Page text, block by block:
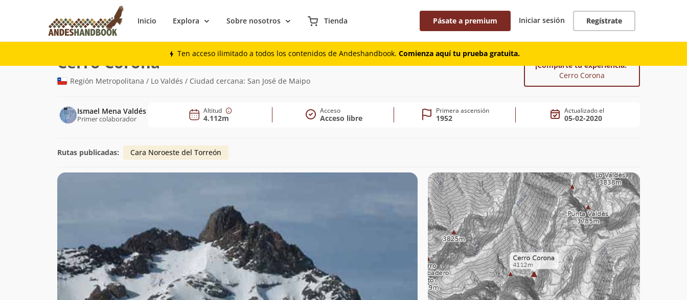
Inicio Explora Sobre nosotros Tienda Pásate a premium Iniciar sesión Regístrate
Ten acceso ilimitado a todos los contenidos de Andeshandbook. Comienza aquí tu prueba gratuita.
Montaña
Cerro Corona (4.112m)
Región Metropolitana / Lo Valdés / Ciudad cercana: San José de Maipo
¡Comparte tu experiencia!
Cerro Corona
Ismael Mena Valdés
Primer colaborador
Altitud
4.112m
Acceso
Acceso libre
Primera ascensión
1952
Actualizado el
05-02-2020
Rutas publicadas: Cara Noroeste del Torreón